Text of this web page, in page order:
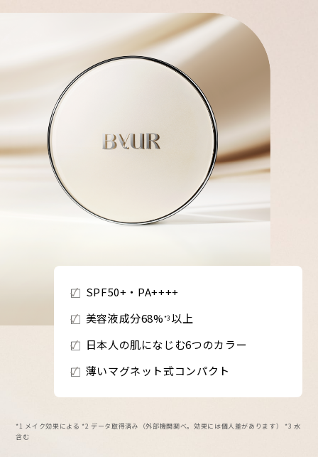
SPF50+・PA++++
美容液成分68%*3 以上
日本人の肌になじむ6つのカラー
薄いマグネット式コンパクト
*1 メイク効果による *2 データ取得済み（外部機関調べ。効果には個人差があります） *3 水
含む